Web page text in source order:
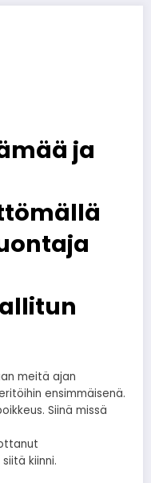
ja
meitä ajan
ensimmäisenä.
Siinä missä
kiinni.